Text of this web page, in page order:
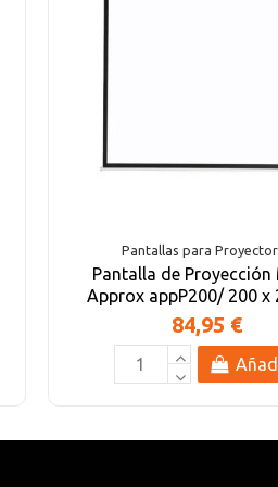
Pantallas para
Pantalla de Proyección
Approx appP200/ 200 x
84,95 €